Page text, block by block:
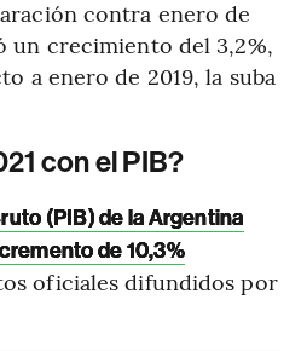
contra enero de
un crecimiento del 3,2%,
a enero de 2019, la suba
con el PIB?
(PIB) de la Argentina
de 10,3%
oficiales difundidos por